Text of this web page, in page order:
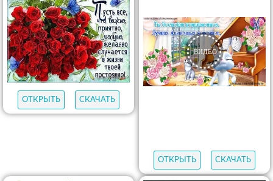
ОТКРЫТЬ СКАЧАТЬ
ОТКРЫТЬ СКАЧАТЬ